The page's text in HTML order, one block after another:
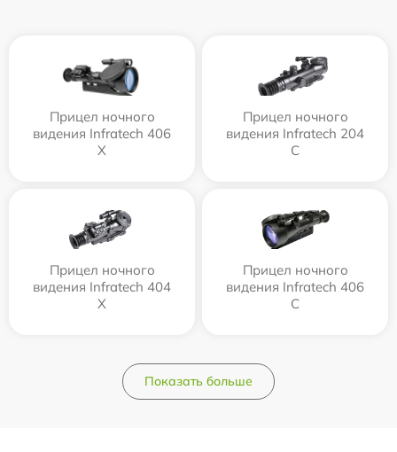
Прицел ночного
видения Infratech 406
Х
Прицел ночного
видения Infratech 204
С
Прицел ночного
видения Infratech 404
Х
Прицел ночного
видения Infratech 406
С
Показать больше